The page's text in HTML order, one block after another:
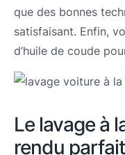
que des bonnes
satisfaisant. Enfin,
d’huile de coude
Le lavage à
rendu parfait